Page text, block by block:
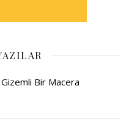
Gizemli Bir Macera